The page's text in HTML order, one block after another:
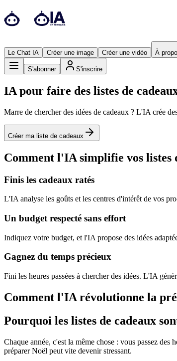
Le Chat IA Créer une image Créer une vidéo À
S'abonner S'inscrire
IA pour faire des listes de
Marre de chercher des idées de cadeaux ? L'IA crée
Créer ma liste de cadeaux
Comment l'IA simplifie vos listes
Finis les cadeaux ratés
L'IA analyse les goûts et les centres d'intérêt de vos
Un budget respecté sans effort
Indiquez votre budget, et l'IA propose des idées
Gagnez du temps précieux
Fini les heures passées à chercher des idées. L'IA
Comment l'IA révolutionne la
Pourquoi les listes de cadeaux
Chaque année, c'est la même chose : vous passez des
préparer Noël peut vite devenir stressant.